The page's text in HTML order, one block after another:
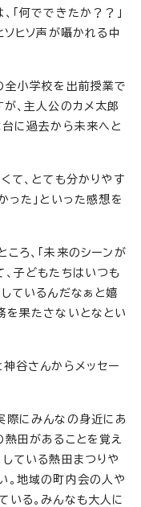
「何でできたか？？」
ソヒソ声が囁かれる中
全小学校を出前授業で
、主人公のカメ太郎
台に過去から未来へと
て、とても分かりやす
った」といった感想を
ろ、「未来のシーンが
子どもたちはいつも
ているんだなぁと嬉
を果たさないとなとい
谷さんからメッセー
際にみんなの身近にあ
田があることを覚え
ている熱田まつりや
。地域の町内会の人や
いる。みんなも大人に